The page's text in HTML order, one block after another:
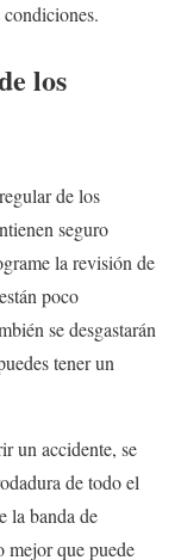
los
de los
seguro
la revisión de
poco
se desgastarán
tener un
un accidente, se
de todo el
la banda de
mejor que puede